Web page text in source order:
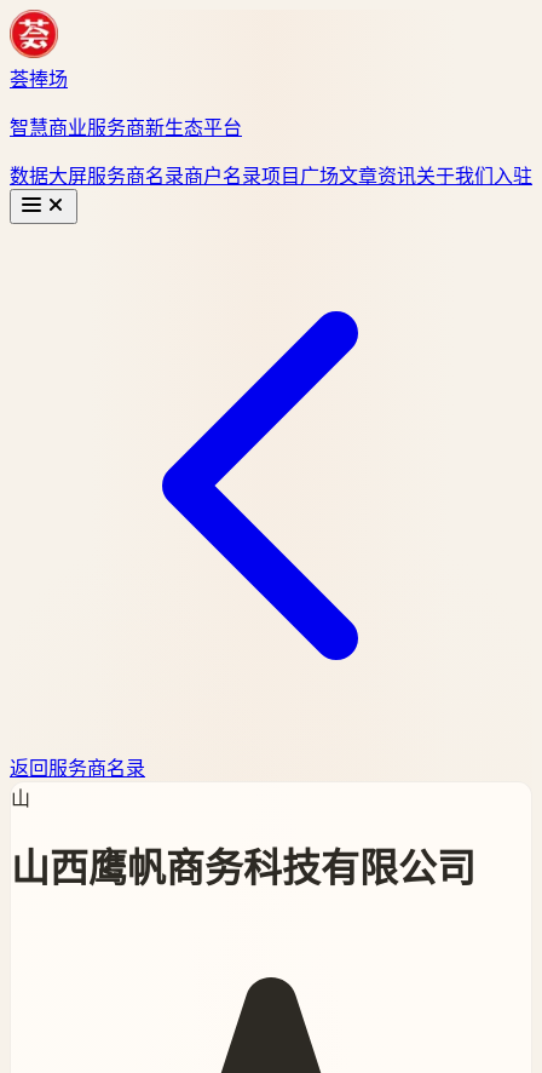
荟捧场
智慧商业服务商新生态平台
数据大屏服务商名录商户名录项目广场文章资讯关于我们 入驻
返回服务商名录
山
山西鹰帆商务科技有限公司